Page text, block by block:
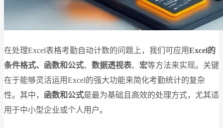
在处理Excel表格考勤自动计数的问题上，我们可应用Excel的
条件格式、函数和公式、 数据透视表、 宏等方法来实现。关键
在于能够灵活运用Excel的强大功能来简化考勤统计的复杂
性。其中， 函数和公式是最为基础且高效的处理方式，尤其适
用于中小型企业或个人用户。